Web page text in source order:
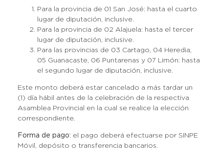
Para la provincia de 01 San José: hasta el cuarto
lugar de diputación, inclusive.
Para la provincia de 02 Alajuela: hasta el tercer
lugar de diputación, inclusive.
Para las provincias de 03 Cartago, 04 Heredia,
05 Guanacaste, 06 Puntarenas y 07 Limón: hasta
el segundo lugar de diputación, inclusive.
Este monto deberá estar cancelado a más tardar un
(1) día hábil antes de la celebración de la respectiva
Asamblea Provincial en la cual se realice la elección
correspondiente.
Forma de pago: el pago deberá efectuarse por SINPE
Móvil, depósito o transferencia bancarios.